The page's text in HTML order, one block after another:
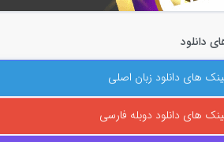
دانلود
های دانلود زبان اصلی
های دانلود دوبله فارسی